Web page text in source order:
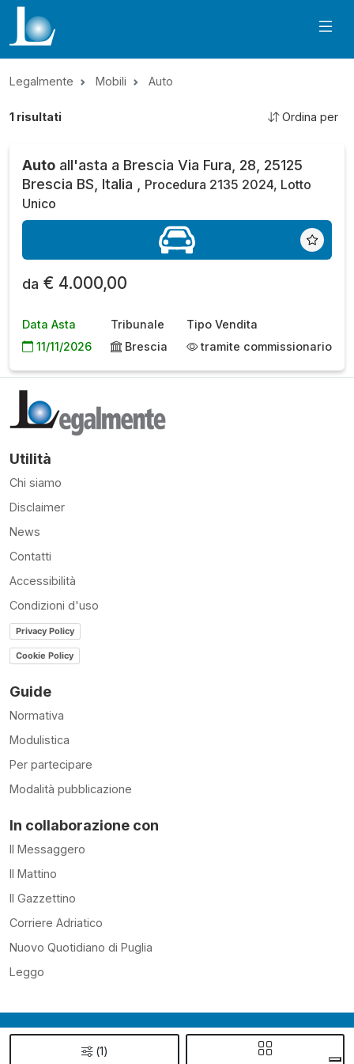
(1)
Legalmente Mobili Auto
1 risultati Ordina per
Auto all'asta a Brescia Via Fura, 28, 25125
Brescia BS, Italia ,
Procedura 2135 2024, Lotto
Unico
da € 4.000,00
Data Asta
11/11/2026
Tribunale
Brescia
Tipo Vendita
tramite commissionario
Utilità
Chi siamo
Disclaimer
News
Contatti
Accessibilità
Condizioni d'uso
Privacy Policy
Cookie Policy
Guide
Normativa
Modulistica
Per partecipare
Modalità pubblicazione
In collaborazione con
Il Messaggero
Il Mattino
Il Gazzettino
Corriere Adriatico
Nuovo Quotidiano di Puglia
Leggo
©2026 - PIEMME S.P.A. P.IVA